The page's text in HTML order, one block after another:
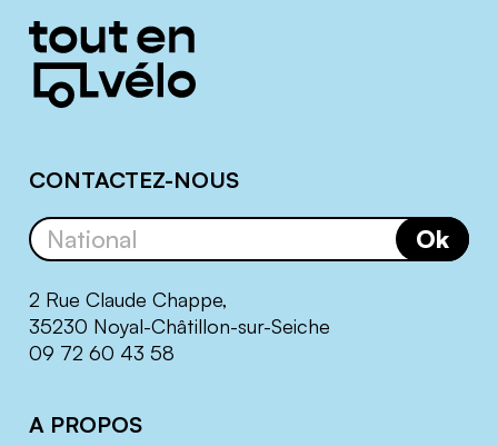
Informations
complémentaires
CONTACTEZ-NOUS
Ok
2 Rue Claude Chappe,
35230 Noyal-Châtillon-sur-Seiche
09 72 60 43 58
A PROPOS